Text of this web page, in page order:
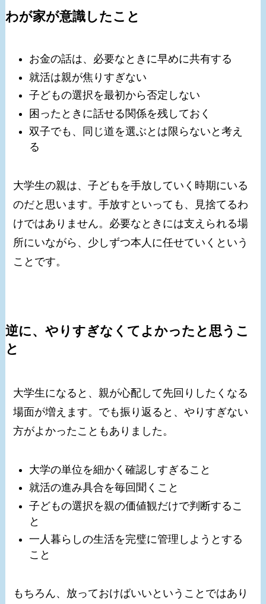
わが家が意識したこと
お金の話は、必要なときに早めに共有する
就活は親が焦りすぎない
子どもの選択を最初から否定しない
困ったときに話せる関係を残しておく
双子でも、同じ道を選ぶとは限らないと考え
る
大学生の親は、子どもを手放していく時期にいる
のだと思います。手放すといっても、見捨てるわ
けではありません。必要なときには支えられる場
所にいながら、少しずつ本人に任せていくという
ことです。
逆に、やりすぎなくてよかったと思うこ
と
大学生になると、親が心配して先回りしたくなる
場面が増えます。でも振り返ると、やりすぎない
方がよかったこともありました。
大学の単位を細かく確認しすぎること
就活の進み具合を毎回聞くこと
子どもの選択を親の価値観だけで判断するこ
と
一人暮らしの生活を完璧に管理しようとする
こと
もちろん、放っておけばいいということではあり